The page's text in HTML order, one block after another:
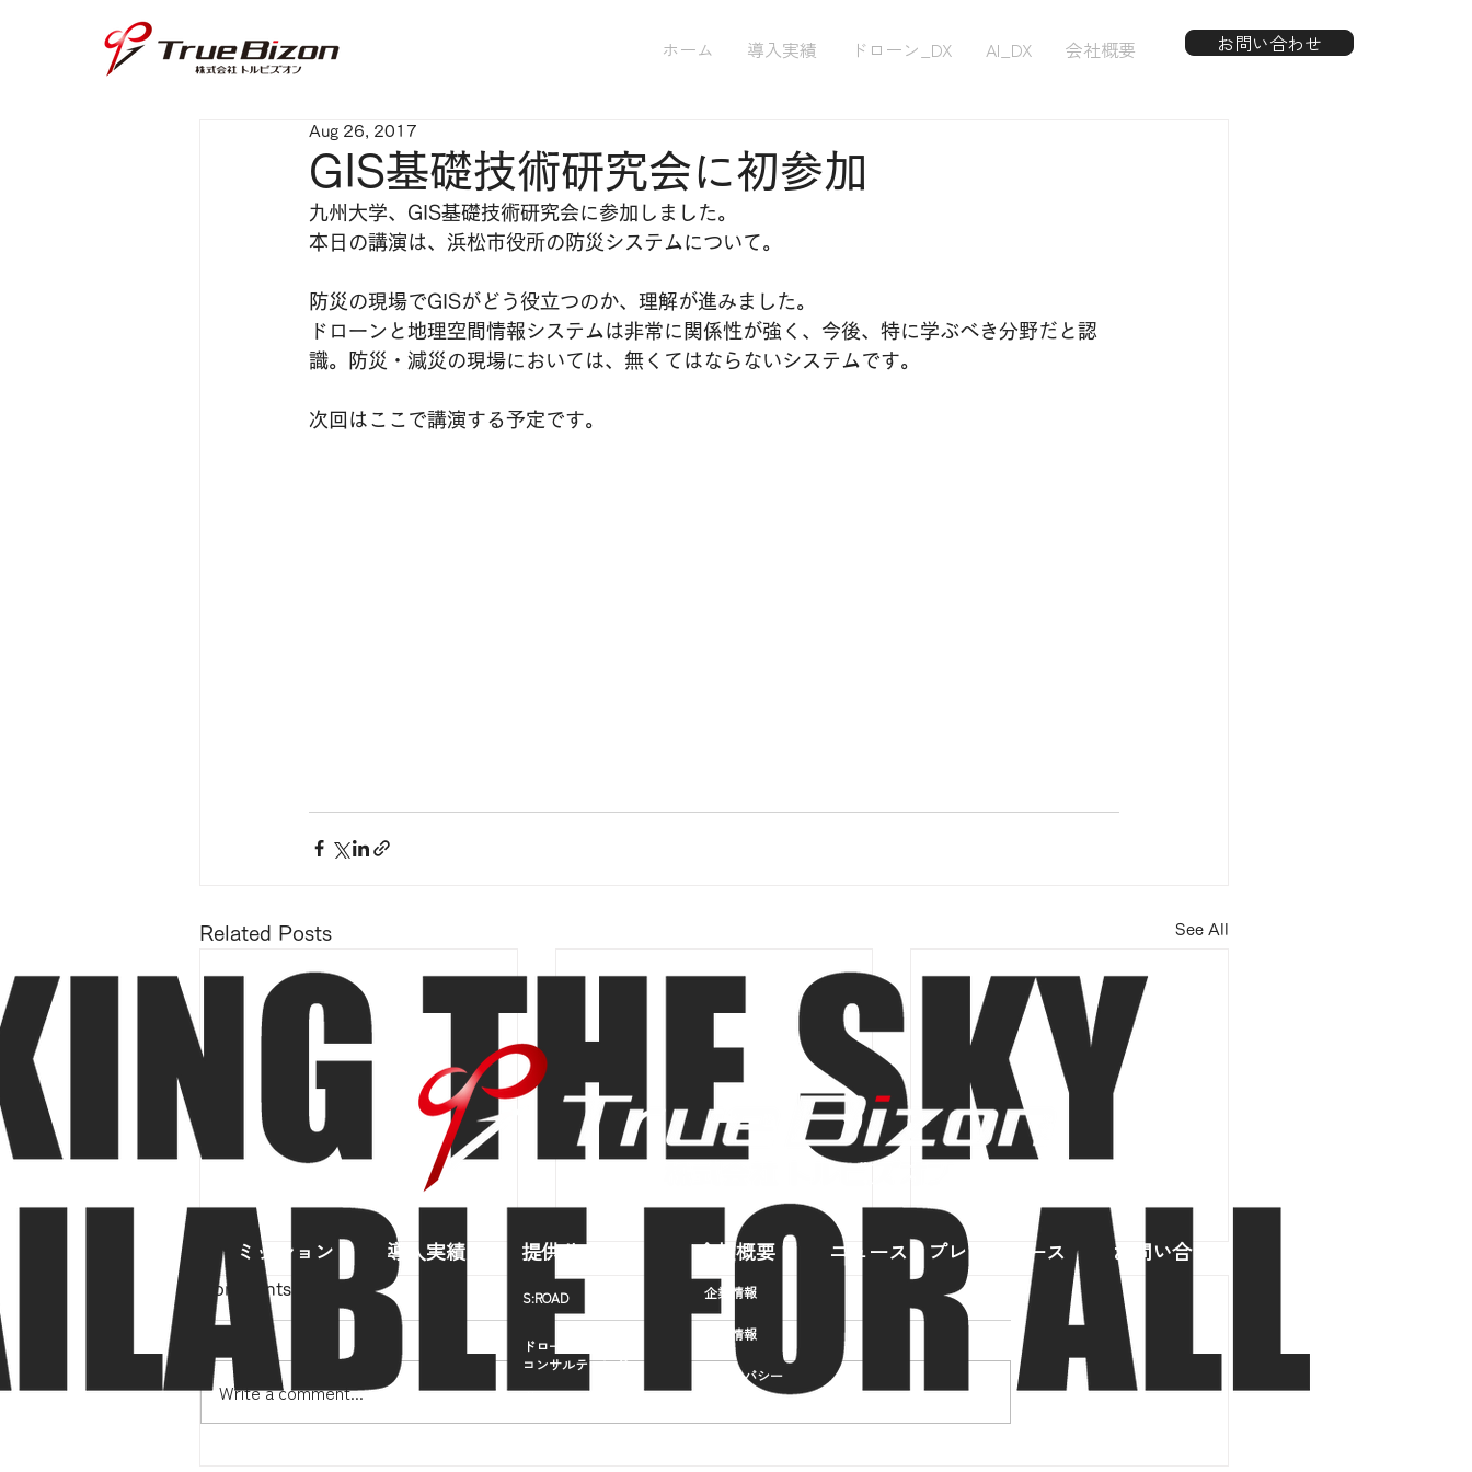
ホーム 導入実績 ドローン_DX AI_DX 会社概要 お問い合わせ
GIS基礎技術研究会に初参加
Aug 26, 2017
九州大学、GIS基礎技術研究会に参加しました。
本日の講演は、浜松市役所の防災システムについて。
防災の現場でGISがどう役立つのか、理解が進みました。
ドローンと地理空間情報システムは非常に関係性が強く、今後、特に学ぶべき分野だと認
識。防災・減災の現場においては、無くてはならないシステムです。
次回はここで講演する予定です。
Related Posts See All
Comments
Write a comment...
ミッション 導入実績 提供サービス 会社概要 ニュース・プレスリリース お問い合わせ
S:ROAD
ドローンビジネス
コンサルティング
ドローン
企業情報
採用情報
プライバシー